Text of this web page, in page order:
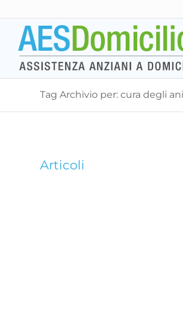
Tag Archivio per: cura degli
Articoli